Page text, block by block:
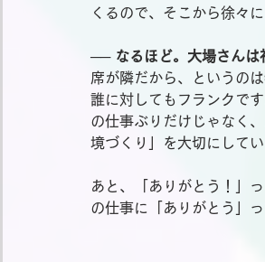
くるので、そこから徐々
── なるほど。大場さんは
席が隣だから、というの
誰に対してもフランクで
の仕事ぶりだけじゃなく
境づくり」を大切にして
あと、「ありがとう！」
の仕事に「ありがとう」